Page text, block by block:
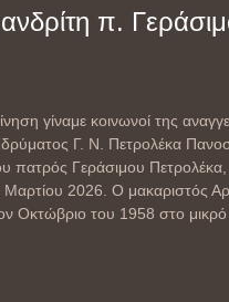
π.
γίναμε κοινωνοί της
Γ. Ν. Πετρολέκα
πατρός Γεράσιμου
2026. Ο μακαριστός
Οκτώβριο του 1958 στο